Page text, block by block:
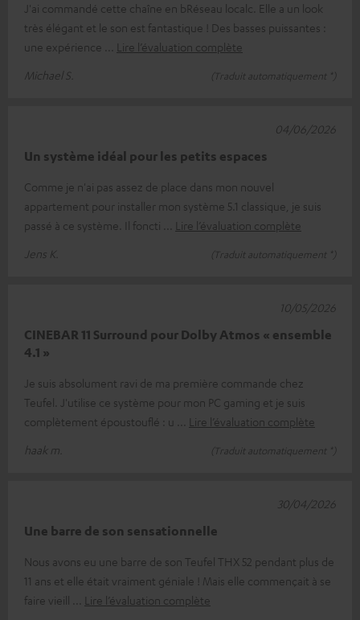
J'ai commandé cette chaîne en bRéseau localc. Elle a un look
très élégant et le son est fantastique ! Des basses puissantes :
une expérience
Lire l’évaluation complète
Michael S.
(Traduit automatiquement *)
Un système idéal pour les petits espaces
Comme je n'ai pas assez de place dans mon nouvel
appartement pour installer mon système 5.1 classique, je suis
passé à ce système. Il foncti
Lire l’évaluation complète
Jens K.
(Traduit automatiquement *)
04/06/2026
CINEBAR 11 Surround pour Dolby Atmos « ensemble
4.1 »
Je suis absolument ravi de ma première commande chez
Teufel. J'utilise ce système pour mon PC gaming et je suis
complètement époustouflé : u
Lire l’évaluation complète
haak m.
(Traduit automatiquement *)
10/05/2026
Une barre de son sensationnelle
Nous avons eu une barre de son Teufel THX 52 pendant plus de
11 ans et elle était vraiment géniale ! Mais elle commençait à se
faire vieill
Lire l’évaluation complète
30/04/2026